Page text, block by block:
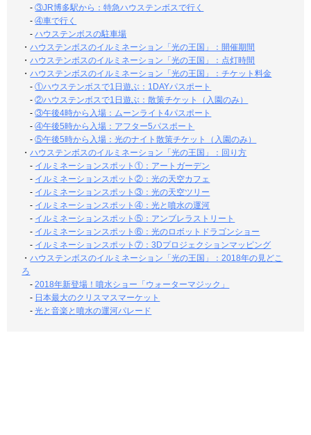
-③JR博多駅から：特急ハウステンボスで行く
-④車で行く
-ハウステンボスの駐車場
・ハウステンボスのイルミネーション「光の王国」：開催期間
・ハウステンボスのイルミネーション「光の王国」：点灯時間
・ハウステンボスのイルミネーション「光の王国」：チケット料金
-①ハウステンボスで1日遊ぶ：1DAYパスポート
-②ハウステンボスで1日遊ぶ：散策チケット（入園のみ）
-③午後4時から入場：ムーンライト4パスポート
-④午後5時から入場：アフター5パスポート
-⑤午後5時から入場：光のナイト散策チケット（入園のみ）
・ハウステンボスのイルミネーション「光の王国」：回り方
- イルミネーションスポット①：アートガーデン
- イルミネーションスポット②：光の天空カフェ
- イルミネーションスポット③：光の天空ツリー
- イルミネーションスポット④：光と噴水の運河
- イルミネーションスポット⑤：アンブレラストリート
- イルミネーションスポット⑥：光のロボットドラゴンショー
- イルミネーションスポット⑦：3Dプロジェクションマッピング
・ハウステンボスのイルミネーション「光の王国」：2018年の見どこ
ろ
-2018年新登場！噴水ショー「ウォーターマジック」
- 日本最大のクリスマスマーケット
-光と音楽と噴水の運河パレード